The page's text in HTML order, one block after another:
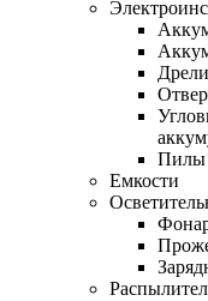
Пилы
Емкости